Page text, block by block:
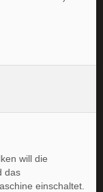
will die
das
einschaltet.